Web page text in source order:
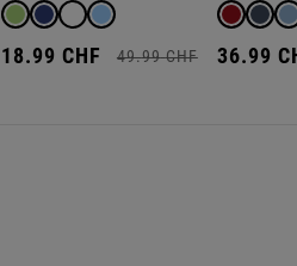
18.99 CHF 49.99 CHF 36.99